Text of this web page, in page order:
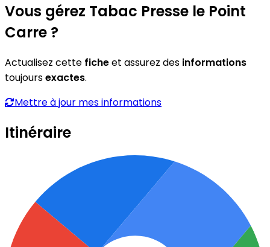
Vous gérez Tabac Presse le Point
Carre ?
Actualisez cette ficheet assurez des informations
toujoursexactes.
Mettre à jour mes informations
Itinéraire